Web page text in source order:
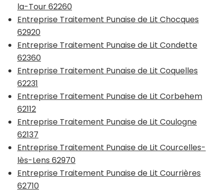
la-Tour 62260
Entreprise Traitement Punaise de Lit Chocques
62920
Entreprise Traitement Punaise de Lit Condette
62360
Entreprise Traitement Punaise de Lit Coquelles
62231
Entreprise Traitement Punaise de Lit Corbehem
62112
Entreprise Traitement Punaise de Lit Coulogne
62137
Entreprise Traitement Punaise de Lit Courcelles-
lès-Lens 62970
Entreprise Traitement Punaise de Lit Courrières
62710